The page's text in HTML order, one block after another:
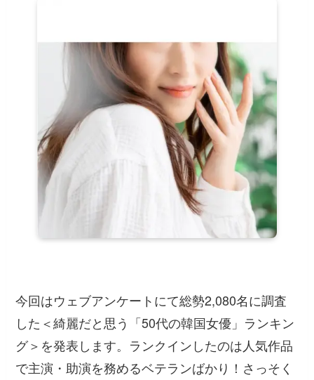
今回はウェブアンケートにて総勢2,080名に調査
した＜綺麗だと思う「50代の韓国女優」ランキン
グ＞を発表します。ランクインしたのは人気作品
で主演・助演を務めるベテランばかり！さっそく